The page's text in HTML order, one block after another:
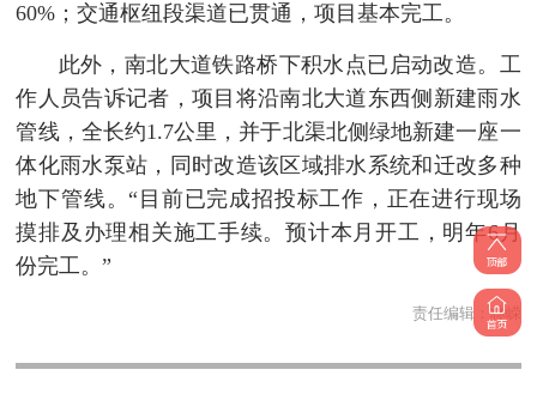
60%；交通枢纽段渠道已贯通，项目基本完工。
此外，南北大道铁路桥下积水点已启动改造。工
作人员告诉记者，项目将沿南北大道东西侧新建雨水
管线，全长约1.7公里，并于北渠北侧绿地新建一座一
体化雨水泵站，同时改造该区域排水系统和迁改多种
地下管线。“目前已完成招投标工作，正在进行现场
摸排及办理相关施工手续。预计本月开工，明年6月
份完工。”
责任编辑：林嵘